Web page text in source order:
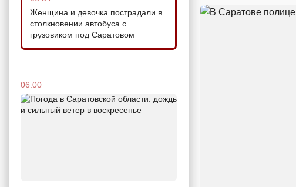
Женщина и девочка пострадали в
столкновении автобуса с
грузовиком под Саратовом
06:00